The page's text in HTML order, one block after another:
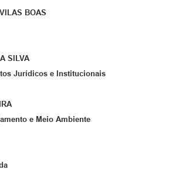
BOAS
SILVA
Jurídicos e Institucionais
e Meio Ambiente